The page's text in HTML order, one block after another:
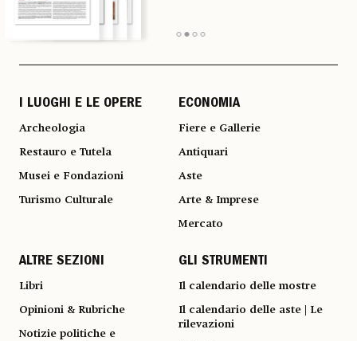
I LUOGHI E LE OPERE
Archeologia
Restauro e Tutela
Musei e Fondazioni
Turismo Culturale
ECONOMIA
Fiere e Gallerie
Antiquari
Aste
Arte & Imprese
Mercato
ALTRE SEZIONI
Libri
Opinioni & Rubriche
Notizie politiche e
GLI STRUMENTI
Il calendario delle mostre
Il calendario delle aste | Le
rilevazioni